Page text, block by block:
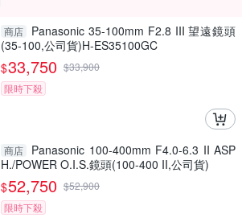
商店
Panasonic 35-100mm F2.8 III 望遠鏡頭
(35-100,公司貨)H-ES35100GC
$33,750 $33,900
限時下殺
商店
Panasonic 100-400mm F4.0-6.3 II ASP
H./POWER O.I.S.鏡頭(100-400 II,公司貨)
$52,750 $52,900
限時下殺